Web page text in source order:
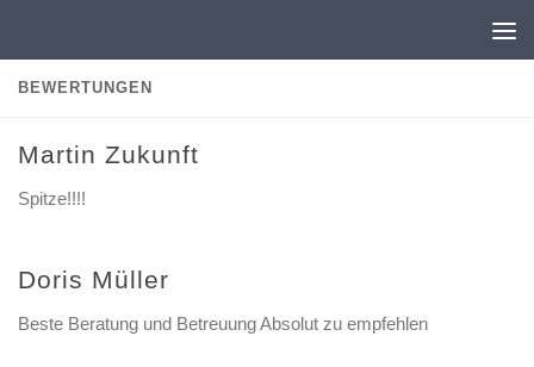
BEWERTUNGEN
Martin Zukunft
Spitze!!!!
Doris Müller
Beste Beratung und Betreuung Absolut zu empfehlen